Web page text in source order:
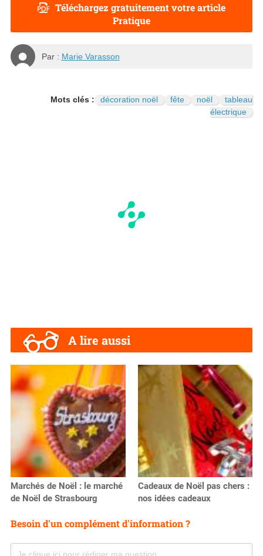
Téléchargez gratuitement votre article
Pratique
Par : Marie Varasson
Mots clés : décoration noël fête noël
tableau
électrique
A lire aussi
Marchés de Noël : le marché
de Noël de Strasbourg
Cadeaux de Noël pas chers :
nos idées cadeaux
Besoin d'un complément d'information ?